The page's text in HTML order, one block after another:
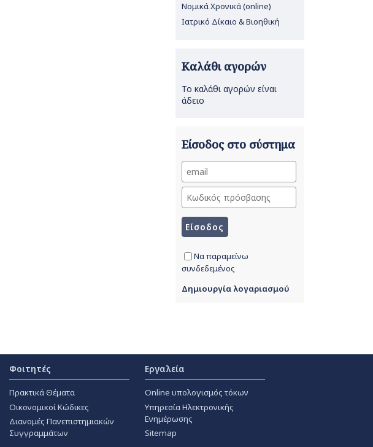
Νομικά Χρονικά (online)
Ιατρικό Δίκαιο & Βιοηθική
Καλάθι αγορών
Το καλάθι αγορών είναι
άδειο
Είσοδος στο σύστημα
Να παραμείνω
συνδεδεμένος
Δημιουργία λογαριασμού
Φοιτητές
Πρακτικά Θέματα
Οικονομικοί Κώδικες
Διανομές Πανεπιστημιακών
Συγγραμμάτων
Εργαλεία
Online υπολογισμός τόκων
Υπηρεσία Ηλεκτρονικής
Ενημέρωσης
Sitemap